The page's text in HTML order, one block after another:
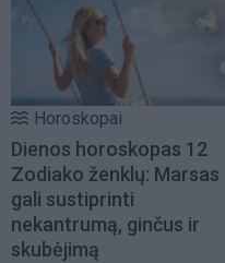
Horoskopai
Dienos horoskopas 12
Zodiako ženklų: Marsas
gali sustiprinti
nekantrumą, ginčus ir
skubėjimą